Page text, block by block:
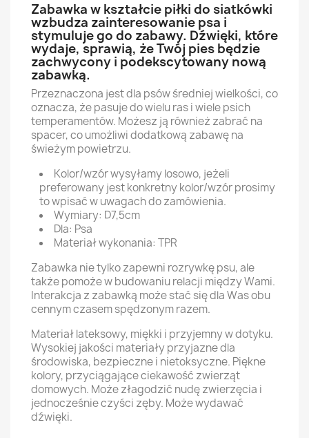
Zabawka w kształcie piłki do siatkówki
wzbudza zainteresowanie psa i
stymuluje go do zabawy. Dźwięki, które
wydaje, sprawią, że Twój pies będzie
zachwycony i podekscytowany nową
zabawką.
Przeznaczona jest dla psów średniej wielkości, co
oznacza, że pasuje do wielu ras i wiele psich
temperamentów. Możesz ją również zabrać na
spacer, co umożliwi dodatkową zabawę na
świeżym powietrzu.
Kolor/wzór wysyłamy losowo, jeżeli
preferowany jest konkretny kolor/wzór prosimy
to wpisać w uwagach do zamówienia.
Wymiary: D7,5cm
Dla: Psa
Materiał wykonania: TPR
Zabawka nie tylko zapewni rozrywkę psu, ale
także pomoże w budowaniu relacji między Wami.
Interakcja z zabawką może stać się dla Was obu
cennym czasem spędzonym razem.
Materiał lateksowy, miękki i przyjemny w dotyku.
Wysokiej jakości materiały przyjazne dla
środowiska, bezpieczne i nietoksyczne. Piękne
kolory, przyciągające ciekawość zwierząt
domowych. Może złagodzić nudę zwierzęcia i
jednocześnie czyści zęby. Może wydawać
dźwięki.